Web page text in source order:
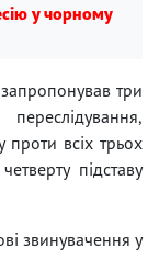
у чорному
три
всіх трьох
підставу
звинувачення у